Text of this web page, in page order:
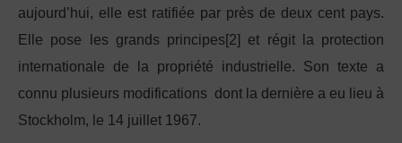
aujourd’hui, elle est ratifiée par près de deux cent pays.
Elle pose les grands principes[2] et régit la protection
internationale de la propriété industrielle. Son texte a
connu plusieurs modifications dont la dernière a eu lieu à
Stockholm, le 14 juillet 1967.